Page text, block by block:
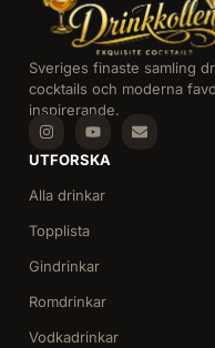
Sveriges finaste samling
cocktails och moderna
inspirerande.
UTFORSKA
Alla drinkar
Topplista
Gindrinkar
Romdrinkar
Vodkadrinkar